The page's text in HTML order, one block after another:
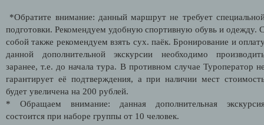
*Обратите внимание: данный маршрут не требует
подготовки. Рекомендуем удобную спортивную обувь и одежду.
собой также рекомендуем взять сух. паёк. Бронирование и
данной дополнительной экскурсии необходимо
заранее, т.е. до начала тура. В противном случае Туроператор
гарантирует её подтверждения, а при наличии мест
будет увеличена на 200 рублей.
* Обращаем внимание: данная дополнительная
состоится при наборе группы от 10 человек.